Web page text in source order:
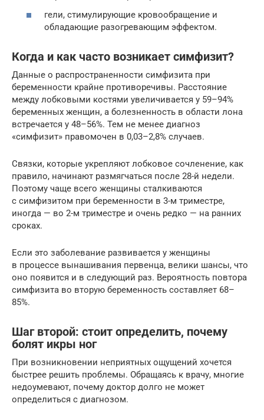
гели, стимулирующие кровообращение и
обладающие разогревающим эффектом.
Когда и как часто возникает симфизит?
Данные о распространенности симфизита при
беременности крайне противоречивы. Расстояние
между лобковыми костями увеличивается у 59–94%
беременных женщин, а болезненность в области лона
встречается у 48–56%. Тем не менее диагноз
«симфизит» правомочен в 0,03–2,8% случаев.
Связки, которые укрепляют лобковое сочленение, как
правило, начинают размягчаться после 28-й недели.
Поэтому чаще всего женщины сталкиваются
с симфизитом при беременности в 3-м триместре,
иногда — во 2-м триместре и очень редко — на ранних
сроках.
Если это заболевание развивается у женщины
в процессе вынашивания первенца, велики шансы, что
оно появится и в следующий раз. Вероятность повтора
симфизита во вторую беременность составляет 68–
85%.
Шаг второй: стоит определить, почему
болят икры ног
При возникновении неприятных ощущений хочется
быстрее решить проблемы. Обращаясь к врачу, многие
недоумевают, почему доктор долго не может
определиться с диагнозом.